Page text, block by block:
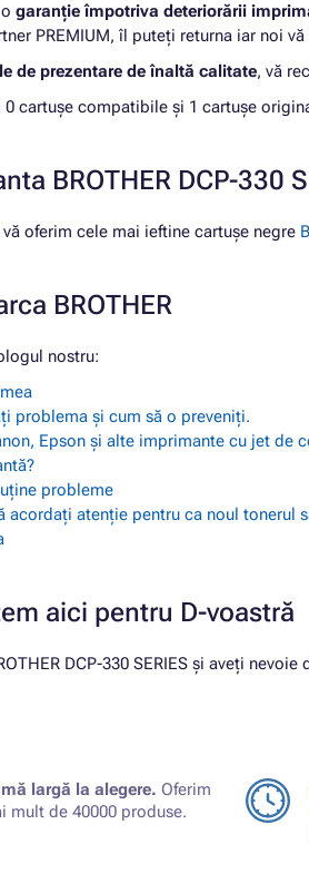
garanție împotriva deteriorării
PREMIUM, îl puteți returna iar noi
de prezentare de înaltă calitate, vă
0 cartușe compatibile și 1 cartușe
BROTHER DCP-330
vă oferim cele mai ieftine cartușe negre
BROTHER
nostru:
problema și cum să o preveniți.
Epson și alte imprimante cu jet de
probleme
atenție pentru ca noul tonerul
aici pentru D-voastră
DCP-330 SERIES și aveți
largă la alegere. Oferim
mult de 40000 produse.